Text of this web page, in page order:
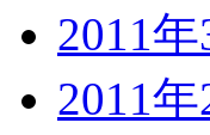
2011年
2011年